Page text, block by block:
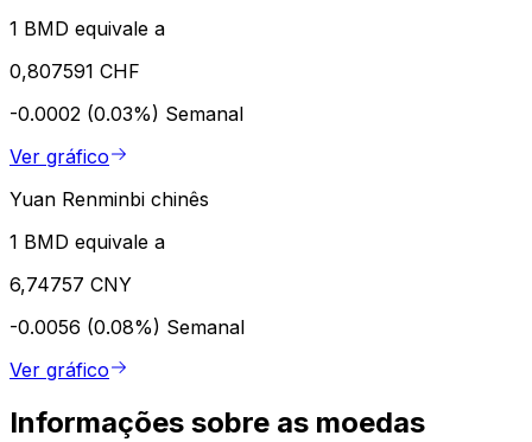
1 BMD equivale a
0,807591 CHF
-0.0002 (0.03%) Semanal
Ver gráfico
Yuan Renminbi chinês
1 BMD equivale a
6,74757 CNY
-0.0056 (0.08%) Semanal
Ver gráfico
Informações sobre as moedas